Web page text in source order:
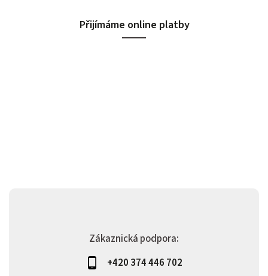
Zákaznická podpora:
+420 374 446 702
Přijímáme online platby